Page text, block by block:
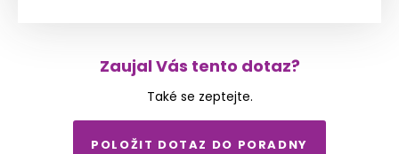
Zaujal Vás tento dotaz?
Také se zeptejte.
POLOŽIT DOTAZ DO PORADNY